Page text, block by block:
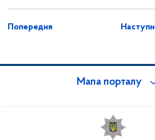
Попередня
Мапа порталу